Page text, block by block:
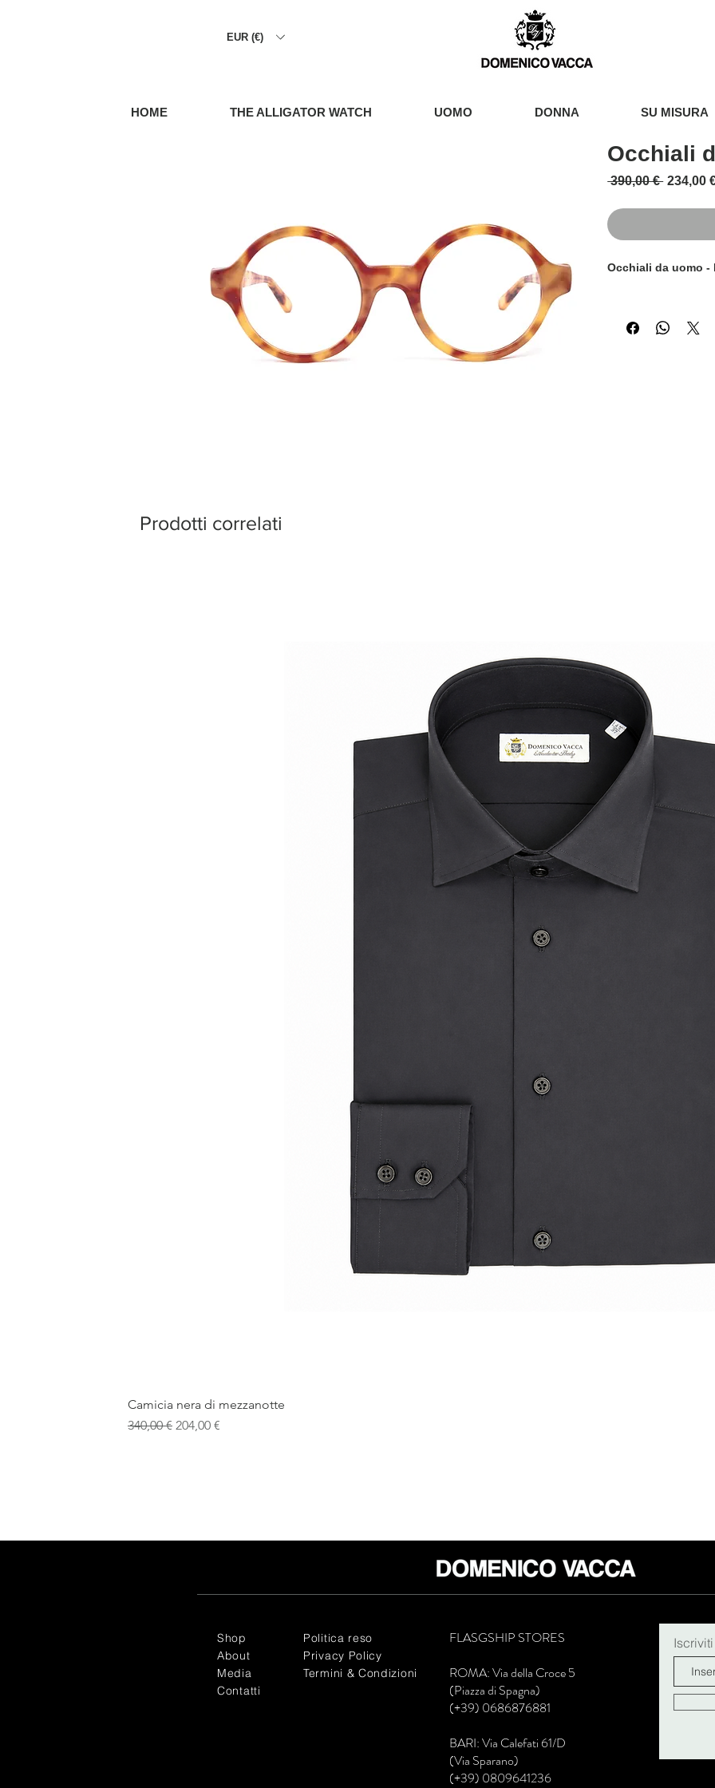
EUR (€)
HOME THE ALLIGATOR WATCH UOMO DONNA SU MISURA
Occhiali
390,00 € Prezzo
234,00
Occhiali da uomo -
Prodotti correlati
Camicia nera di mezzanotte
Prezzo regolare
340,00 € Prezzo scontato
204,00 €
Shop
About
Media
Contatti
Politica reso
Privacy Policy
Termini & Condizioni
FLASGSHIP STORES
ROMA: Via della Croce 5
(Piazza di Spagna)
(+39) 0686876881
BARI: Via Calefati 61/D
(Via Sparano)
(+39) 0809641236